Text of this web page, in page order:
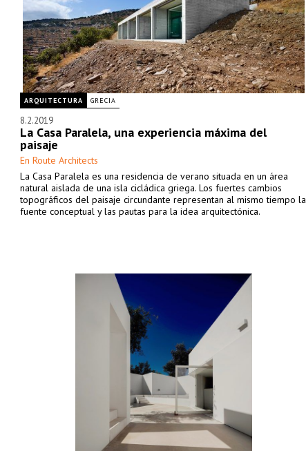
ARQUITECTURA GRECIA
8.2.2019
La Casa Paralela, una experiencia máxima del
paisaje
En Route Architects
La Casa Paralela es una residencia de verano situada en un área
natural aislada de una isla cicládica griega. Los fuertes cambios
topográficos del paisaje circundante representan al mismo tiempo la
fuente conceptual y las pautas para la idea arquitectónica.